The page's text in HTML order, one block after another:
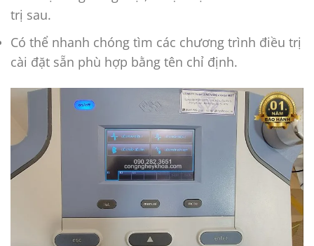
trị sau.
Có thể nhanh chóng tìm các chương trình điều trị
cài đặt sẵn phù hợp bằng tên chỉ định.